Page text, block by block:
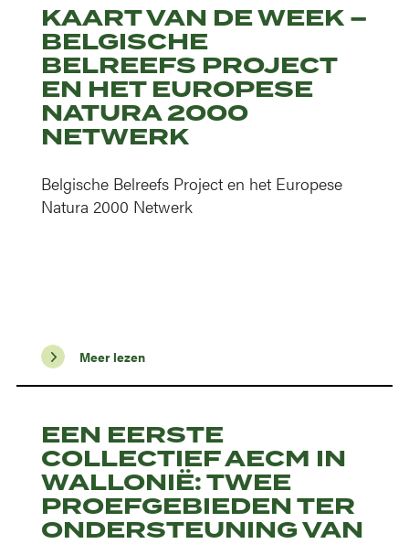
KAART VAN DE WEEK –
BELGISCHE
BELREEFS PROJECT
EN HET EUROPESE
NATURA 2000
NETWERK
Belgische Belreefs Project en het Europese
Natura 2000 Netwerk
Meer lezen
EEN EERSTE
COLLECTIEF AECM IN
WALLONIË: TWEE
PROEFGEBIEDEN TER
ONDERSTEUNING VAN